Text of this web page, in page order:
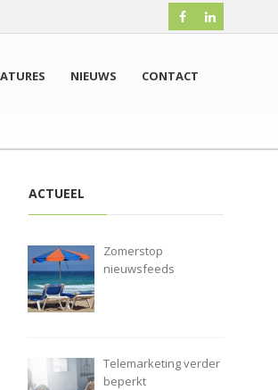
NIEUWS CONTACT
ACTUEEL
Zomerstop
nieuwsfeeds
Telemarketing verder
beperkt